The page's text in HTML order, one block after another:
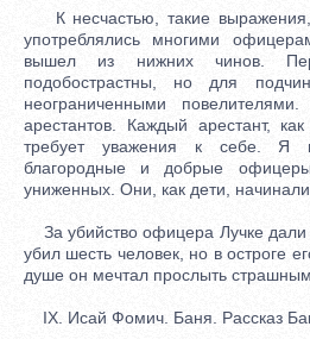
К несчастью, такие
употреблялись многими
вышел из нижних чинов.
подобострастны, но для
неограниченными
арестантов. Каждый арестант,
требует уважения к себе. Я
благородные и добрые
униженных. Они, как дети,
За убийство офицера Лучке дали
убил шесть человек, но в остроге
душе он мечтал прослыть
IX. Исай Фомич. Баня. Рассказ